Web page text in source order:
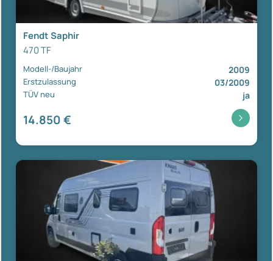
Fendt Saphir
470 TF
Modell-/Baujahr 2009
Erstzulassung 03/2009
TÜV neu ja
14.850 €